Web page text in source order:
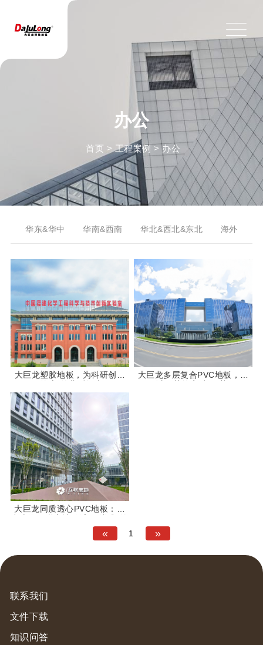
办公
首页 > 工程案例 >办公
华东&华中 华南&西南 华北&西北&东北 海外
大巨龙塑胶地板，为科研创新
大巨龙多层复合PVC地板，为
大巨龙同质透心PVC地板：助
« 1 »
联系我们
文件下载
知识问答